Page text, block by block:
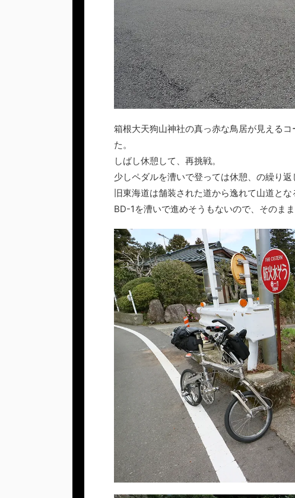
箱根大天狗山神社の真っ赤な鳥居が見える
た。
しばし休憩して、再挑戦。
少しペダルを漕いで登っては休憩、の繰り返
旧東海道は舗装された道から逸れて山道とな
BD-1を漕いで進めそうもないので、そのま